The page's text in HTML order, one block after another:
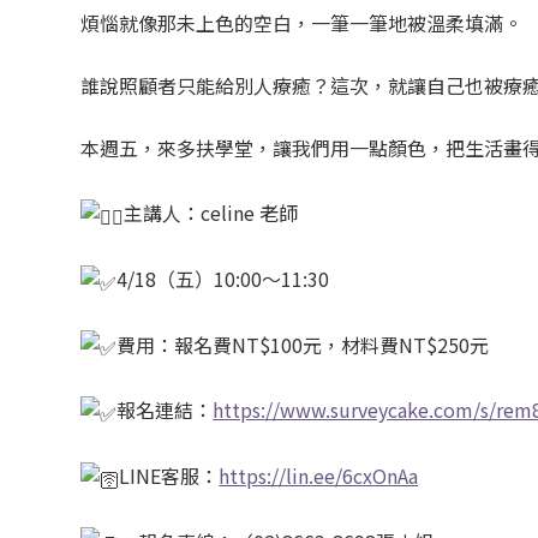
煩惱就像那未上色的空白，一筆一筆地被溫柔填滿。
誰說照顧者只能給別人療癒？這次，就讓自己也被療
本週五，來多扶學堂，讓我們用一點顏色，把生活畫
主講人：celine 老師
4/18（五）10:00～11:30
費用：報名費NT$100元，材料費NT$250元
報名連結： https://www.surveycake.com/s/
LINE客服： https://lin.ee/6cxOnAa